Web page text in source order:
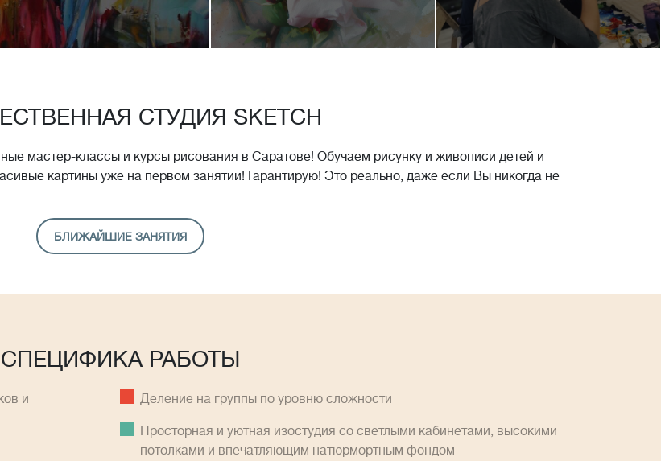
СТУДИЯ SKETCH
мастер-классы и курсы рисования в Саратове! Обучаем рисунку и живописи детей и
картины уже на первом занятии! Гарантирую! Это реально, даже если Вы никогда не
БЛИЖАЙШИЕ ЗАНЯТИЯ
СПЕЦИФИКА РАБОТЫ
и
Деление на группы по уровню сложности
Просторная и уютная изостудия со светлыми кабинетами, высокими
потолками и впечатляющим натюрмортным фондом